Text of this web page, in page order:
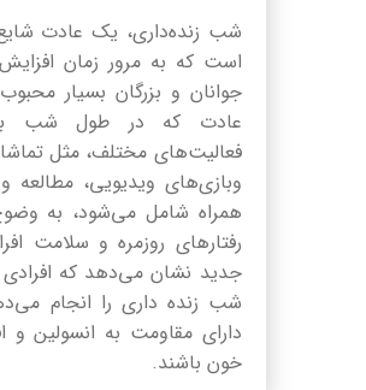
شب زنده‌داری، یک عادت
است که به مرور زمان
جوانان و بزرگان بسیار
عادت که در طول شب
فعالیت‌های مختلف، مثل
وبازی‌های ویدیویی، مطالعه
همراه شامل می‌شود، به
رفتارهای روزمره و سلامت
جدید نشان می‌دهد که افرادی
شب زنده داری را انجام
دارای مقاومت به انسولین
خون باشند.